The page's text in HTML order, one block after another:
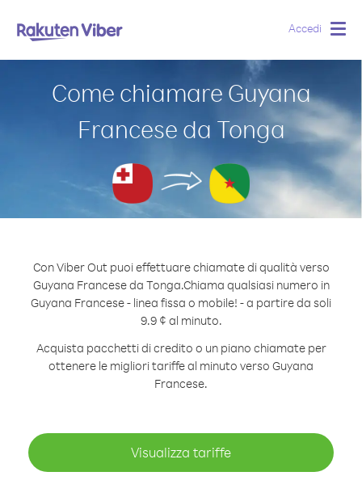
Accedi
Come chiamare Guyana
Francese da Tonga
Con Viber Out puoi effettuare chiamate di qualità verso
Guyana Francese da Tonga.Chiama qualsiasi numero in
Guyana Francese - linea fissa o mobile! - a partire da soli
9.9 ¢ al minuto.
Acquista pacchetti di credito o un piano chiamate per
ottenere le migliori tariffe al minuto verso Guyana
Francese.
Visualizza tariffe